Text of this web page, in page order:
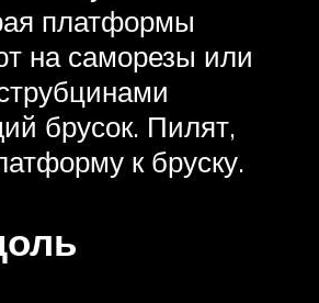
платформы
на саморезы или
брусок. Пилят,
к бруску.